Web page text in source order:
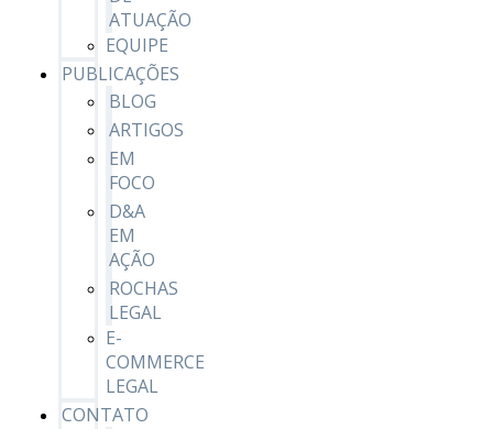
ATUAÇÃO
EQUIPE
PUBLICAÇÕES
BLOG
ARTIGOS
EM
FOCO
D&A
EM
AÇÃO
ROCHAS
LEGAL
E-
COMMERCE
LEGAL
CONTATO